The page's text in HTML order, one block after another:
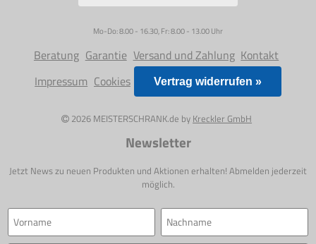
Mo-Do: 8.00 - 16.30, Fr: 8.00 - 13.00 Uhr
Beratung Garantie Versand und Zahlung Kontakt
Impressum Cookies Vertrag widerrufen »
2026 MEISTERSCHRANK.de by Kreckler GmbH
Newsletter
Jetzt News zu neuen Produkten und Aktionen erhalten! Abmelden jederzeit
möglich.